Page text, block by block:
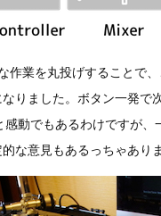
作業を丸投げすることで
りました。ボタン一発
動でもあるわけですが
な意見もあるっちゃありま